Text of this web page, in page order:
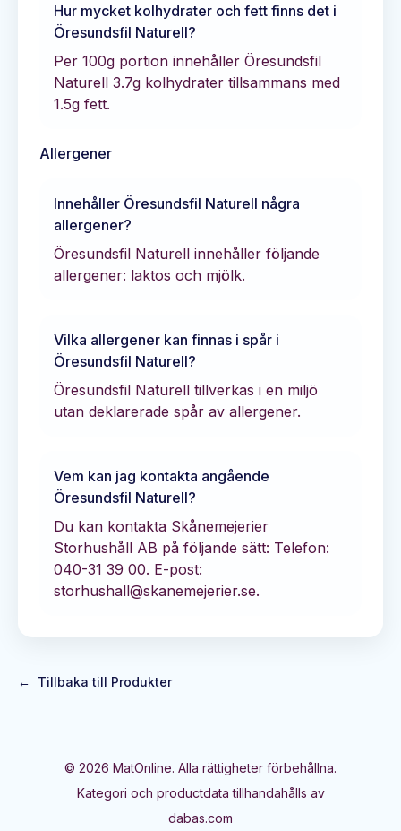
Hur mycket kolhydrater och fett finns det i
Öresundsfil Naturell?
Per 100g portion innehåller Öresundsfil
Naturell 3.7g kolhydrater tillsammans med
1.5g fett.
Allergener
Innehåller Öresundsfil Naturell några
allergener?
Öresundsfil Naturell innehåller följande
allergener: laktos och mjölk.
Vilka allergener kan finnas i spår i
Öresundsfil Naturell?
Öresundsfil Naturell tillverkas i en miljö
utan deklarerade spår av allergener.
Vem kan jag kontakta angående
Öresundsfil Naturell?
Du kan kontakta Skånemejerier
Storhushåll AB på följande sätt: Telefon:
040-31 39 00. E-post:
storhushall@skanemejerier.se.
← Tillbaka till Produkter
© 2026 MatOnline. Alla rättigheter förbehållna.
Kategori och productdata tillhandahålls av
dabas.com